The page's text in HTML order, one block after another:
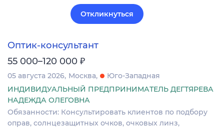
Откликнуться
Оптик-консультант
55 000–120 000 ₽
05 августа 2026 Москва
Юго-Западная
ИНДИВИДУАЛЬНЫЙ ПРЕДПРИНИМАТЕЛЬ ДЕГТЯРЕВА
НАДЕЖДА ОЛЕГОВНА
Обязанности: Консультировать клиентов по подбору
оправ, солнцезащитных очков, очковых линз,